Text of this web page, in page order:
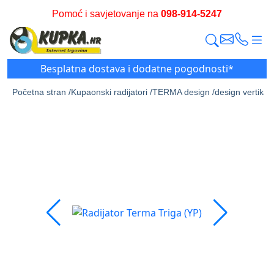
Pomoć i savjetovanje na 098-914-5247
Besplatna dostava i dodatne pogodnosti*
Početna stran /Kupaonski radijatori /TERMA design /design